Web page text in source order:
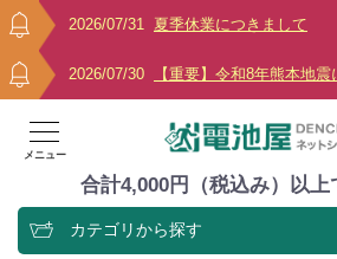
2026/07/31 夏季休業につきまして
2026/07/30 【重要】令和8年熊本地
メニュー
合計4,000円（税込み）以上